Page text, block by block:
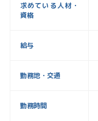
求めている人材・
資格
給与
勤務地・交通
勤務時間